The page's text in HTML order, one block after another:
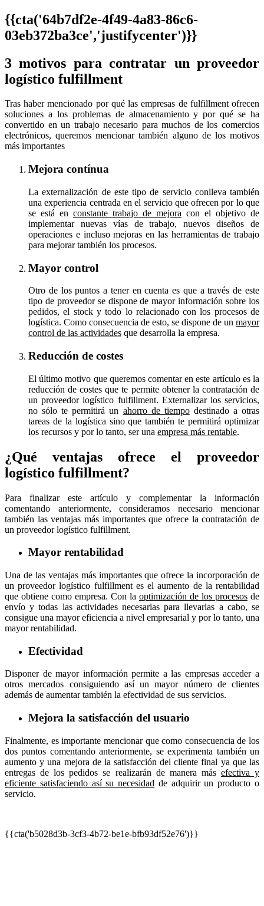
{{cta('64b7df2e-4f49-4a83-86c6-
03eb372ba3ce','justifycenter')}}
3 motivos para contratar un proveedor
logístico fulfillment
Tras haber mencionado por qué las empresas de fulfillment ofrecen
soluciones a los problemas de almacenamiento y por qué se ha
convertido en un trabajo necesario para muchos de los comercios
electrónicos, queremos mencionar también alguno de los motivos
más importantes
Mejora contínua
La externalización de este tipo de servicio conlleva también
una experiencia centrada en el servicio que ofrecen por lo que
se está en constante trabajo de mejora con el objetivo de
implementar nuevas vías de trabajo, nuevos diseños de
operaciones e incluso mejoras en las herramientas de trabajo
para mejorar también los procesos.
Mayor control
Otro de los puntos a tener en cuenta es que a través de este
tipo de proveedor se dispone de mayor información sobre los
pedidos, el stock y todo lo relacionado con los procesos de
logística. Como consecuencia de esto, se dispone de un mayor
control de las actividades que desarrolla la empresa.
Reducción de costes
El último motivo que queremos comentar en este artículo es la
reducción de costes que te permite obtener la contratación de
un proveedor logístico fulfillment. Externalizar los servicios,
no sólo te permitirá un ahorro de tiempodestinado a otras
tareas de la logística sino que también te permitirá optimizar
los recursos y por lo tanto, ser una empresa más rentable.
¿Qué ventajas ofrece el proveedor
logístico fulfillment?
Para finalizar este artículo y complementar la información
comentando anteriormente, consideramos necesario mencionar
también las ventajas más importantes que ofrece la contratación de
un proveedor logístico fulfillment.
Mayor rentabilidad
Una de las ventajas más importantes que ofrece la incorporación de
un proveedor logístico fulfillment es el aumento de la rentabilidad
que obtiene como empresa. Con la optimización de los procesos de
envío y todas las actividades necesarias para llevarlas a cabo, se
consigue una mayor eficiencia a nivel empresarial y por lo tanto, una
mayor rentabilidad.
Efectividad
Disponer de mayor información permite a las empresas acceder a
otros mercados consiguiendo así un mayor número de clientes
además de aumentar también la efectividad de sus servicios.
Mejora la satisfacción del usuario
Finalmente, es importante mencionar que como consecuencia de los
dos puntos comentando anteriormente, se experimenta también un
aumento y una mejora de la satisfacción del cliente final ya que las
entregas de los pedidos se realizarán de manera más efectiva y
eficiente satisfaciendo así su necesidad de adquirir un producto o
servicio.
{{cta('b5028d3b-3cf3-4b72-be1e-bfb93df52e76')}}